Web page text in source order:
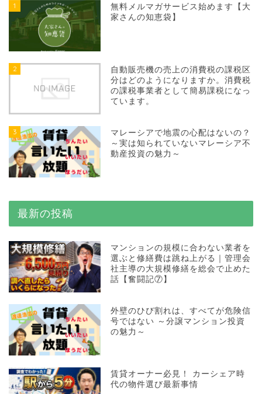
1
無料メルマガサービス始めます【大
家さんの知恵袋】
2
自動販売機の売上の消費税の課税区
分はどのようになりますか。消費税
の課税事業者として簡易課税になっ
ています。
3
マレーシアで地震の心配はないの？
～実は知られていないマレーシア不
動産投資の魅力～
最新の投稿
マンションの規模に合わない業者を
選ぶと修繕費は跳ね上がる｜管理会
社主導の大規模修繕を総会で止めた
話【奮闘記⑦】
外壁のひび割れは、すべてが危険信
号ではない ～分譲マンション投資
の魅力～
賃貸オーナー必見！ カーシェア時
代の物件選び最新事情